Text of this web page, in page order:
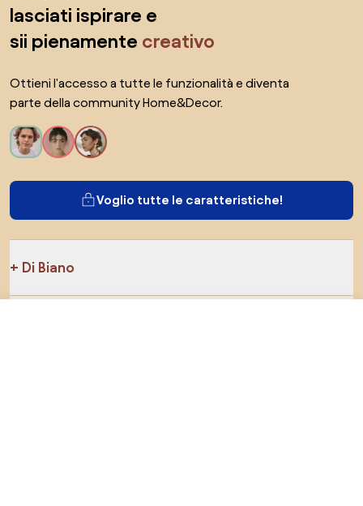
lasciati ispirare e
sii pienamente creativo
Ottieni l'accesso a tutte le funzionalità e diventa
parte della community Home&Decor.
Voglio tutte le caratteristiche!
Di Biano